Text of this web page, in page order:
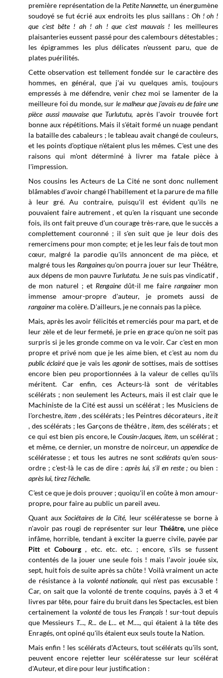
première représentation de la Petite Nannette, un énergumène
soudoyé se fut écrié aux endroits les plus saillans : Oh ! oh !
que c'est bête ! ah ! ah ! que c'est mauvais ! les meilleures
plaisanteries eussent passé pour des calembours détestables ;
les épigrammes les plus délicates n'eussent paru, que de
plates puérilités.
Cette observation est tellement fondée sur le caractère des
hommes, en général, que j'ai vu quelques amis, toujours
empressés à me défendre, venir chez moi se lamenter de la
meilleure foi du monde, surle malheur que j'avais eu de faire une
pièce aussi mauvaise que Turlututu, après l'avoir trouvée fort
bonne aux répétitions. Mais il s'était formé un nuage pendant
la bataille des cabaleurs ; le tableau avait changé de couleurs,
et les points d'optique n'étaient plus les mêmes. C'est une des
raisons qui m'ont déterminé à livrer ma fatale pièce à
l'impression.
Nos cousins les Acteurs de La Cité ne sont donc nullement
blâmables d'avoir changé l'habillement et la parure de ma fille
à leur gré. Au contraire, puisqu'il est évident qu'ils ne
pouvaient faire autrement , et qu'en la risquant une seconde
fois, ils ont fait preuve d'un courage très-rare, que le succès a
complettement couronné ; il s'en suit que je leur dois des
remercimens pour mon compte; et je les leur fais de tout mon
cœur, malgré la parodie qu'ils annoncent de ma pièce, et
malgré tous les Rangainesqu'on pourra jouer sur leur Théâtre,
aux dépens de mon pauvre Turlutatu. Je ne suis pas vindicatif ,
de mon naturel ; et Rengainedût-il me faire rangainer mon
immense amour-propre d'auteur, je promets aussi de
rangainer ma colère. D'ailleurs, je ne connais pas la pièce.
Mais, après les avoir félicités et remerciés pour ma part, et de
leur zèle et de leur fermeté, je prie en grace qu'on ne soit pas
surpris si je les gronde comme on va le voir. Car c'est en mon
propre et privé nom que je les aime bien, et c'est au nom du
public éclairéque je vais les agonir de sottises, mais de sottises
encore bien peu proportionnées à la valeur de celles qu'ils
méritent. Car enfin, ces Acteurs-là sont de véritables
scélérats ; non seulement les Acteurs, mais il est clair que le
Machiniste de la Cité est aussi un scélérat ; les Musiciens de
l'orchestre,item , des scélérats ; les Peintres décorateurs ,ite it
, des scélérats ; les Garçons de théâtre , item, des scélérats ; et
ce qui est bien pis encore, leCousin-Jacques, item, un scélérat ;
et même, ce dernier, un monstre de noirceur, unappendicede
scélératesse ; et tous les autres ne sont scélérats qu'en sous-
ordre ; c'est-là le cas de dire :après lui, s'il en reste ; ou bien :
aprèslui, tirez l'échelle.
C'est ce que je dois prouver ; quoiqu'il en coûte à mon amour-
propre, pour faire au public un pareil aveu.
Quant aux Sociétaires de la Cité, leur scélératesse se borne à
n'avoir pas rougi de représenter sur leurThéâtre, une pièce
infâme, horrible, tendant à exciter la guerre civile, payée par
Pitt et Cobourg, etc. etc. etc. ; encore, s'ils se fussent
contentés de la jouer une seule fois ! mais l'avoir jouée six,
sept, huit fois de suite après sa chûte ! Voilà vraiment un acte
de résistance à la volonté nationale, qui n'est pas excusable !
Car, on sait que la volonté de trente coquins, payés à 3 et 4
livres par tête, pour faire du bruit dans les Spectacles, est bien
certainement la volontéde tous lesFrançais ! sur-tout depuis
que Messieurs T..., R... deL... etM...., qui étaient à la tête des
Enragés, ont opiné qu'ils étaient eux seuls toute la Nation.
Mais enfin ! les scélérats d'Acteurs, tout scélérats qu'ils sont,
peuvent encore rejetter leur scélératesse sur leur scélérat
d'Auteur, et dire pour leur justification :